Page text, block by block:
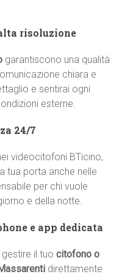
risoluzione
garantiscono una qualità
chiara e
e sentirai ogni
esterne.
24/7
videocitofoni BTicino,
tua porta anche nelle
per chi vuole
e della notte.
e app dedicata
gestire il tuocitofono o
direttamente